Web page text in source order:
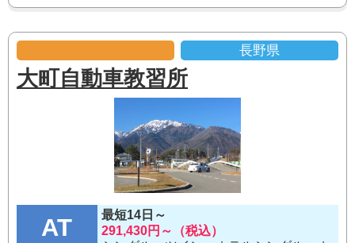
長野県
大町自動車教習所
AT
最短14日～
291,430円～（税込）